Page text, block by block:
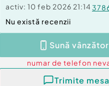
activ: 10 feb 2026 21:14
Nu există recenzii
Sună
numar de telefon
Trimite